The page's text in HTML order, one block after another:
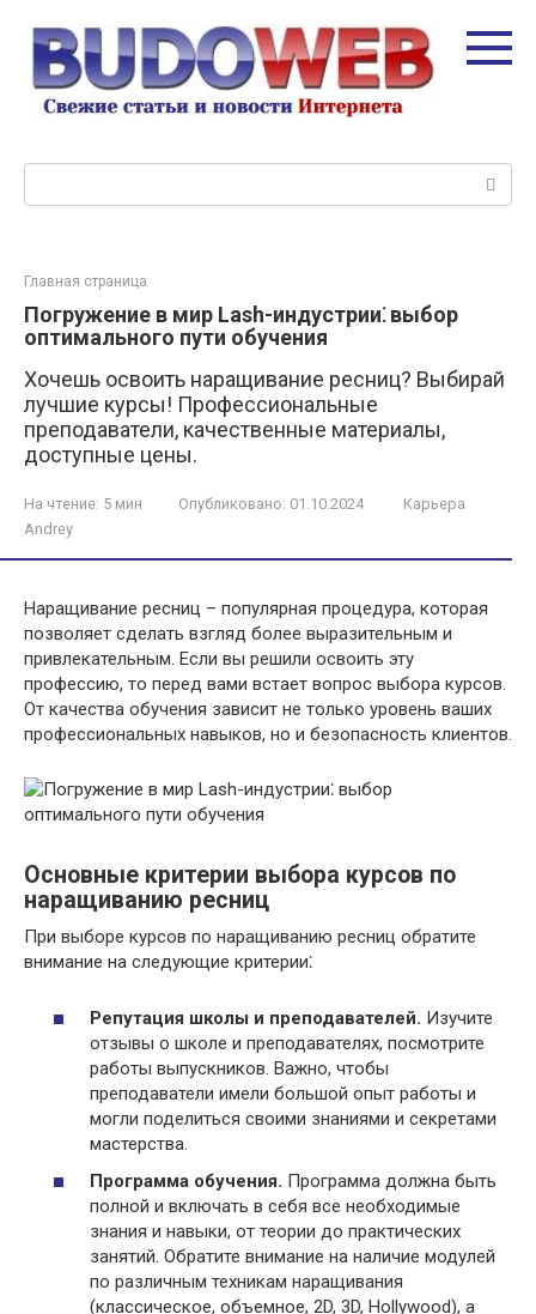
контенту
Главная страница
Погружение в мир Lash-индустрии⁚ выбор
оптимального пути обучения
Хочешь освоить наращивание ресниц? Выбирай
лучшие курсы! Профессиональные
преподаватели, качественные материалы,
доступные цены.
На чтение: 5 мин Опубликовано: 01.10.2024
Карьера
Andrey
Наращивание ресниц – популярная процедура, которая
позволяет сделать взгляд более выразительным и
привлекательным. Если вы решили освоить эту
профессию, то перед вами встает вопрос выбора курсов.
От качества обучения зависит не только уровень ваших
профессиональных навыков, но и безопасность клиентов.
Основные критерии выбора курсов по
наращиванию ресниц
При выборе курсов по наращиванию ресниц обратите
внимание на следующие критерии⁚
Репутация школы и преподавателей. Изучите
отзывы о школе и преподавателях, посмотрите
работы выпускников. Важно, чтобы
преподаватели имели большой опыт работы и
могли поделиться своими знаниями и секретами
мастерства.
Программа обучения. Программа должна быть
полной и включать в себя все необходимые
знания и навыки, от теории до практических
занятий. Обратите внимание на наличие модулей
по различным техникам наращивания
(классическое, объемное, 2D, 3D, Hollywood), а